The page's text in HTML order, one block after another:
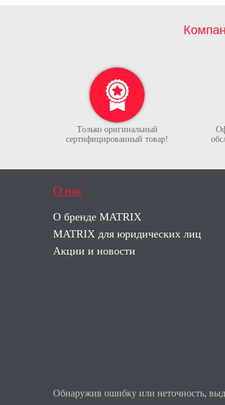
Только оригинальный
сертифицированный товар!
О нас
О бренде MATRIX
MATRIX для юридических лиц
Акции и новости
Обнаружив ошибку или неточность,